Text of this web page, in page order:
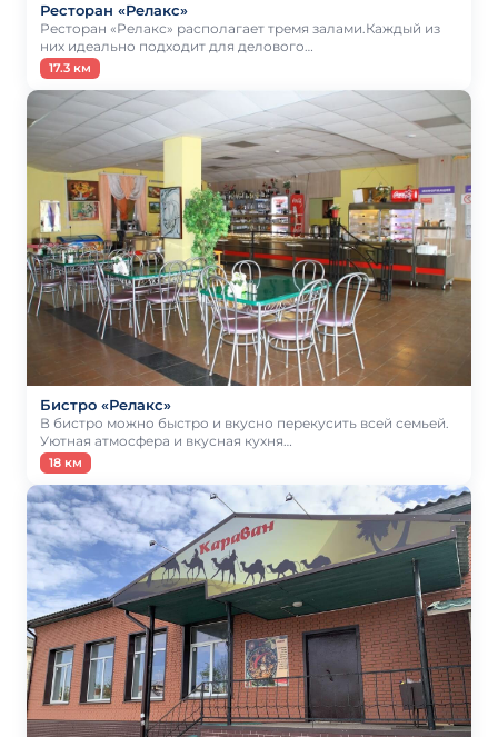
Ресторан «Релакс»
Ресторан «Релакс» располагает тремя залами.Каждый из
них идеально подходит для делового…
17.3 км
Бистро «Релакс»
В бистро можно быстро и вкусно перекусить всей семьей.
Уютная атмосфера и вкусная кухня…
18 км